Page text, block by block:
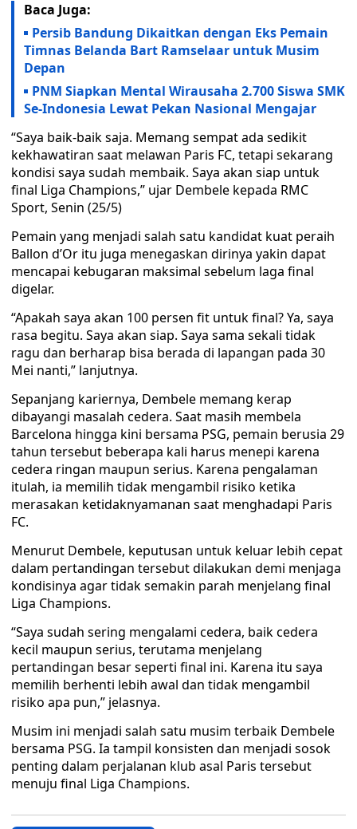
Baca Juga:
Persib Bandung Dikaitkan dengan Eks Pemain
Timnas Belanda Bart Ramselaar untuk Musim
Depan
PNM Siapkan Mental Wirausaha 2.700 Siswa SMK
Se-Indonesia Lewat Pekan Nasional Mengajar
“Saya baik-baik saja. Memang sempat ada sedikit
kekhawatiran saat melawan Paris FC, tetapi sekarang
kondisi saya sudah membaik. Saya akan siap untuk
final Liga Champions,” ujar Dembele kepada RMC
Sport, Senin (25/5)
Pemain yang menjadi salah satu kandidat kuat peraih
Ballon d’Or itu juga menegaskan dirinya yakin dapat
mencapai kebugaran maksimal sebelum laga final
digelar.
“Apakah saya akan 100 persen fit untuk final? Ya, saya
rasa begitu. Saya akan siap. Saya sama sekali tidak
ragu dan berharap bisa berada di lapangan pada 30
Mei nanti,” lanjutnya.
Sepanjang kariernya, Dembele memang kerap
dibayangi masalah cedera. Saat masih membela
Barcelona hingga kini bersama PSG, pemain berusia 29
tahun tersebut beberapa kali harus menepi karena
cedera ringan maupun serius. Karena pengalaman
itulah, ia memilih tidak mengambil risiko ketika
merasakan ketidaknyamanan saat menghadapi Paris
FC.
Menurut Dembele, keputusan untuk keluar lebih cepat
dalam pertandingan tersebut dilakukan demi menjaga
kondisinya agar tidak semakin parah menjelang final
Liga Champions.
“Saya sudah sering mengalami cedera, baik cedera
kecil maupun serius, terutama menjelang
pertandingan besar seperti final ini. Karena itu saya
memilih berhenti lebih awal dan tidak mengambil
risiko apa pun,” jelasnya.
Musim ini menjadi salah satu musim terbaik Dembele
bersama PSG. Ia tampil konsisten dan menjadi sosok
penting dalam perjalanan klub asal Paris tersebut
menuju final Liga Champions.